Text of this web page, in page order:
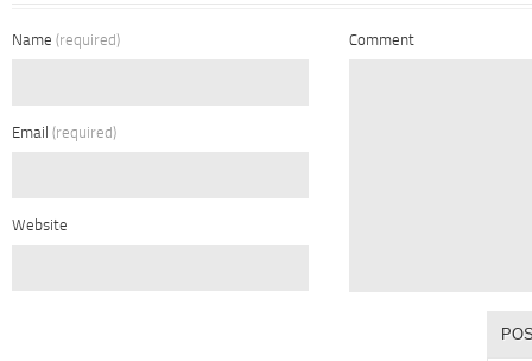
Name (required)
Email (required)
Website
Comment